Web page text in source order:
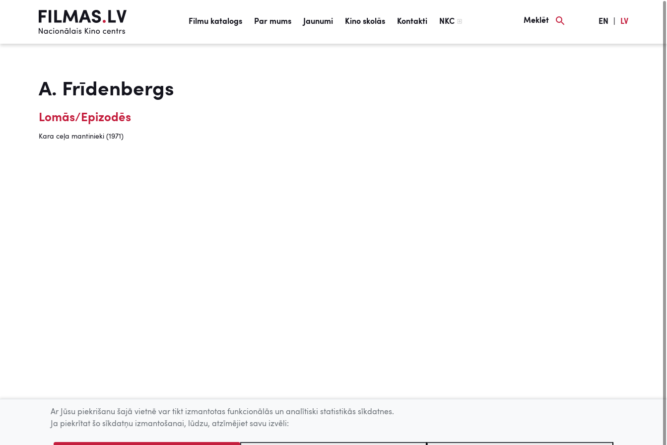
Filmu katalogs Par mums Jaunumi Kino skolās Kontakti NKC Meklēt EN LV
A. Frīdenbergs
Lomās/Epizodēs
Kara ceļa mantinieki (1971)
Ar Jūsu piekrišanu šajā vietnē var tikt izmantotas funkcionālās un analītiski statistikās sīkdatnes.
Ja piekrītat šo sīkdatņu izmantošanai, lūdzu, atzīmējiet savu izvēli: